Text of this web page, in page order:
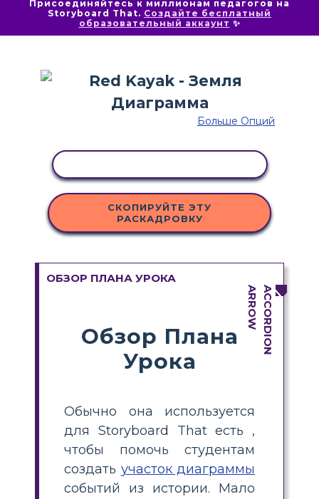
Присоединяйтесь к миллионам педагогов на
Storyboard That. Создайте бесплатный
образовательный аккаунт ✨
Больше Опций
СКОПИРУЙТЕ ЭТУ
РАСКАДРОВКУ
ОБЗОР ПЛАНА УРОКА
Обзор Плана
Урока
Обычно она используется
для Storyboard That есть ,
чтобы помочь студентам
создать участок диаграммы
событий из истории. Мало